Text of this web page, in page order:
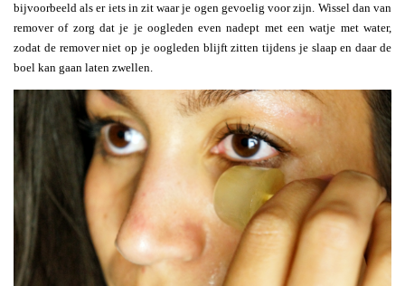
bijvoorbeeld als er iets in zit waar je ogen gevoelig voor zijn. Wissel dan van
remover of zorg dat je je oogleden even nadept met een watje met water,
zodat de remover niet op je oogleden blijft zitten tijdens je slaap en daar de
boel kan gaan laten zwellen.